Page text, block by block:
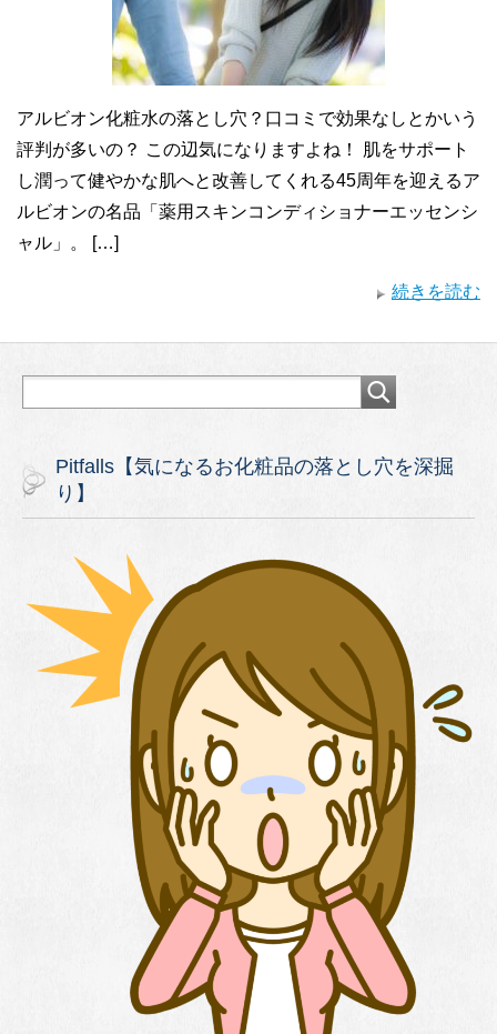
アルビオン化粧水の落とし穴？口コミで効果なしとかいう
評判が多いの？ この辺気になりますよね！ 肌をサポート
し潤って健やかな肌へと改善してくれる45周年を迎えるア
ルビオンの名品「薬用スキンコンディショナーエッセンシ
ャル」。 […]
続きを読む
Pitfalls【気になるお化粧品の落とし穴を深掘
り】